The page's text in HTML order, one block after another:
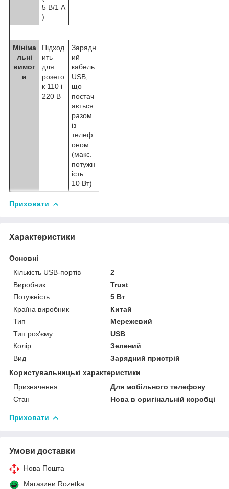
5 В/1 A
)
Мініма
льні
вимог
и
Підход
ить
для
розето
к 110 і
220 В
Зарядн
ий
кабель
USB,
що
постач
ається
разом
із
телеф
оном
(макс.
потужн
ість:
10 Вт)
Приховати
Характеристики
Основні
Кількість USB-портів
2
Виробник
Trust
Потужність
5 Вт
Країна виробник
Китай
Тип
Мережевий
Тип роз'єму
USB
Колір
Зелений
Вид
Зарядний пристрій
Користувальницькі характеристики
Призначення
Для мобільного телефону
Стан
Нова в оригінальній коробці
Приховати
Умови доставки
Нова Пошта
Магазини Rozetka